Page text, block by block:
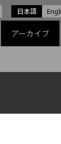
日本語
ース
アーカイブ